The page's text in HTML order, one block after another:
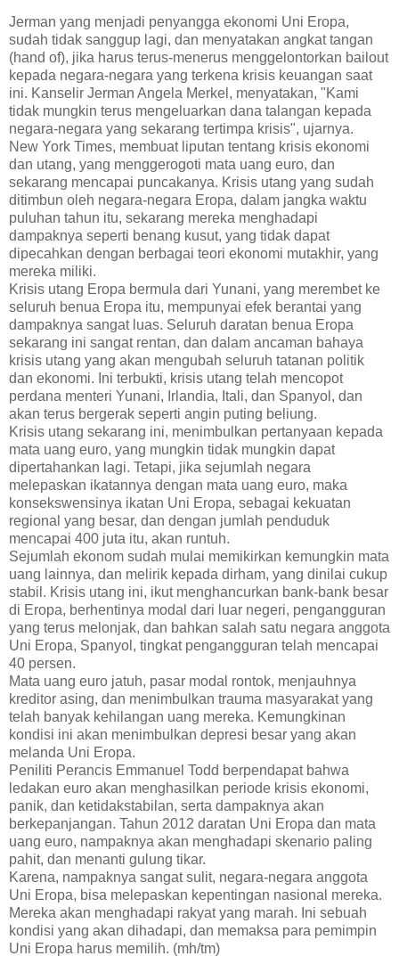
Jerman yang menjadi penyangga ekonomi Uni Eropa,
sudah tidak sanggup lagi, dan menyatakan angkat tangan
(hand of), jika harus terus-menerus menggelontorkan bailout
kepada negara-negara yang terkena krisis keuangan saat
ini. Kanselir Jerman Angela Merkel, menyatakan, "Kami
tidak mungkin terus mengeluarkan dana talangan kepada
negara-negara yang sekarang tertimpa krisis", ujarnya.
New York Times, membuat liputan tentang krisis ekonomi
dan utang, yang menggerogoti mata uang euro, dan
sekarang mencapai puncakanya. Krisis utang yang sudah
ditimbun oleh negara-negara Eropa, dalam jangka waktu
puluhan tahun itu, sekarang mereka menghadapi
dampaknya seperti benang kusut, yang tidak dapat
dipecahkan dengan berbagai teori ekonomi mutakhir, yang
mereka miliki.
Krisis utang Eropa bermula dari Yunani, yang merembet ke
seluruh benua Eropa itu, mempunyai efek berantai yang
dampaknya sangat luas. Seluruh daratan benua Eropa
sekarang ini sangat rentan, dan dalam ancaman bahaya
krisis utang yang akan mengubah seluruh tatanan politik
dan ekonomi. Ini terbukti, krisis utang telah mencopot
perdana menteri Yunani, Irlandia, Itali, dan Spanyol, dan
akan terus bergerak seperti angin puting beliung.
Krisis utang sekarang ini, menimbulkan pertanyaan kepada
mata uang euro, yang mungkin tidak mungkin dapat
dipertahankan lagi. Tetapi, jika sejumlah negara
melepaskan ikatannya dengan mata uang euro, maka
konsekswensinya ikatan Uni Eropa, sebagai kekuatan
regional yang besar, dan dengan jumlah penduduk
mencapai 400 juta itu, akan runtuh.
Sejumlah ekonom sudah mulai memikirkan kemungkin mata
uang lainnya, dan melirik kepada dirham, yang dinilai cukup
stabil. Krisis utang ini, ikut menghancurkan bank-bank besar
di Eropa, berhentinya modal dari luar negeri, pengangguran
yang terus melonjak, dan bahkan salah satu negara anggota
Uni Eropa, Spanyol, tingkat pengangguran telah mencapai
40 persen.
Mata uang euro jatuh, pasar modal rontok, menjauhnya
kreditor asing, dan menimbulkan trauma masyarakat yang
telah banyak kehilangan uang mereka. Kemungkinan
kondisi ini akan menimbulkan depresi besar yang akan
melanda Uni Eropa.
Peniliti Perancis Emmanuel Todd berpendapat bahwa
ledakan euro akan menghasilkan periode krisis ekonomi,
panik, dan ketidakstabilan, serta dampaknya akan
berkepanjangan. Tahun 2012 daratan Uni Eropa dan mata
uang euro, nampaknya akan menghadapi skenario paling
pahit, dan menanti gulung tikar.
Karena, nampaknya sangat sulit, negara-negara anggota
Uni Eropa, bisa melepaskan kepentingan nasional mereka.
Mereka akan menghadapi rakyat yang marah. Ini sebuah
kondisi yang akan dihadapi, dan memaksa para pemimpin
Uni Eropa harus memilih. (mh/tm)